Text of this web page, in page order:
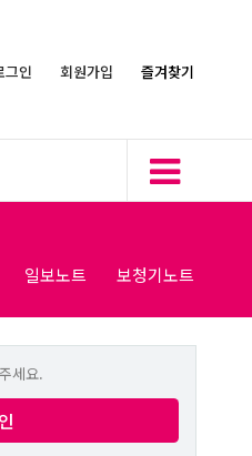
그인 회원가입 즐겨찾기
일보노트 보청기노트
세요.